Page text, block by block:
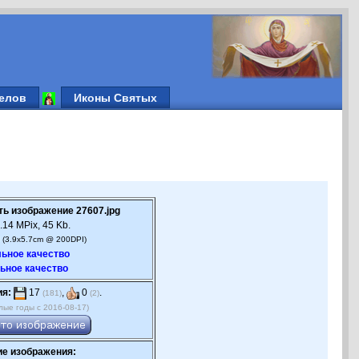
Иконы Святых
изображение 27607.jpg
MPix, 45 Kb.
@ 200DPI)
качество
качество
17 (181), 0 (2).
годы с 2016-08-17)
изображения: